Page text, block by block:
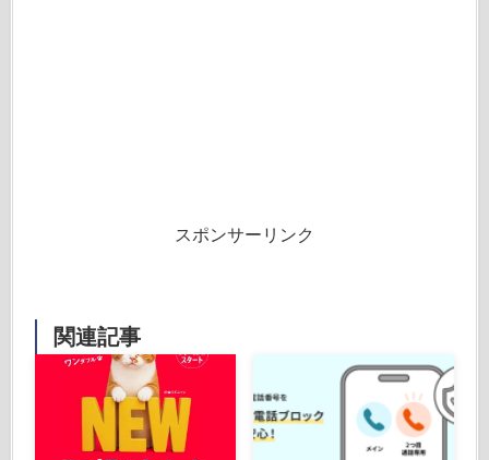
スポンサーリンク
関連記事